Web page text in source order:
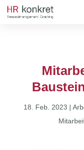
18. Feb. 2023 |